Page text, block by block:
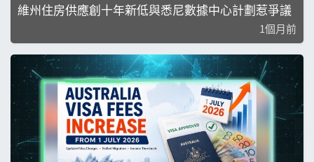
維州住房供應創十年新低與悉尼數據中心計劃惹爭議
1個月前